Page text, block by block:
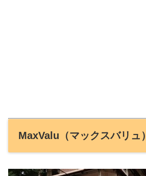
MaxValu（マックスバリュ）